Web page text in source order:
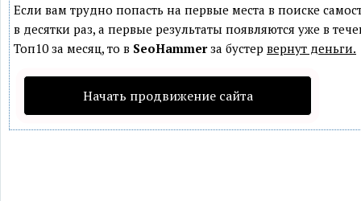
Если вам трудно попасть на первые места в поиске
в десятки раз, а первые результаты появляются уже в
Топ10 за месяц, то в SeoHammerза бустер вернут деньги.
Начать продвижение сайта